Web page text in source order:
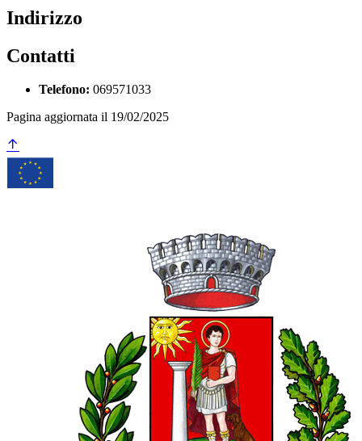
Indirizzo
Contatti
Telefono: 069571033
Pagina aggiornata il 19/02/2025